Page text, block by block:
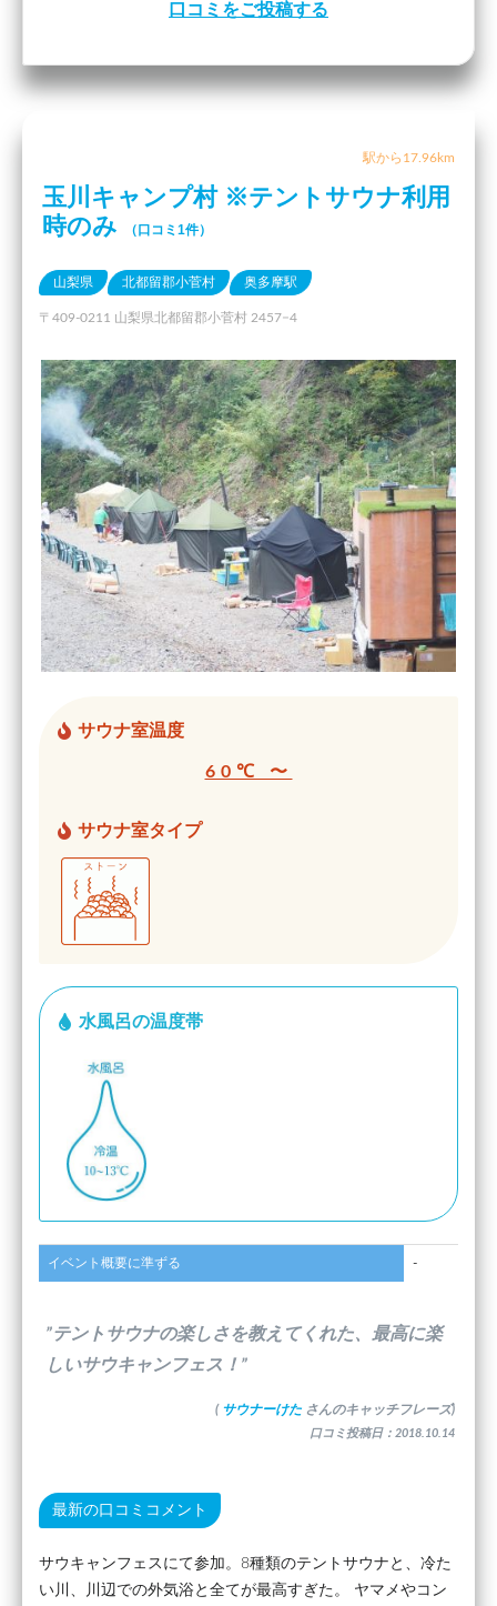
口コミをご投稿する
駅から17.96km
玉川キャンプ村 ※テントサウナ利用
時のみ
（口コミ1件）
山梨県 北都留郡小菅村 奥多摩駅
〒409-0211 山梨県北都留郡小菅村 2457−4
サウナ室温度
60℃ 〜
サウナ室タイプ
水風呂の温度帯
イベント概要に準ずる -
”テントサウナの楽しさを教えてくれた、最高に楽
しいサウキャンフェス！”
( サウナーけた さんのキャッチフレーズ)
口コミ投稿日：2018.10.14
最新の口コミコメント
サウキャンフェスにて参加。8種類のテントサウナと、冷た
い川、川辺での外気浴と全てが最高すぎた。 ヤマメやコン